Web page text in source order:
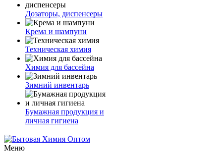
Дозаторы, диспенсеры
Крема и шампуни
Техническая химия
Химия для бассейна
Зимний инвентарь
Бумажная продукция и
личная гигиена
Меню